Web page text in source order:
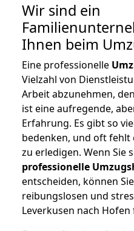
Wir sind ein
Ihnen beim
Eine professionelle
Vielzahl von
Arbeit abzunehmen,
ist eine aufregende,
Erfahrung. Es gibt so
bedenken, und oft fehlt
zu erledigen. Wenn Sie
professionelle
entscheiden, können
reibungslosen und
Leverkusen nach Hofen